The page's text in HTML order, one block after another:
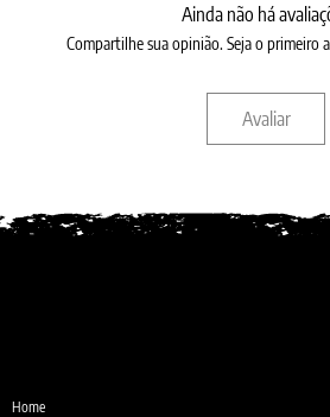
Ainda não há
Compartilhe sua opinião. Seja o primeiro
Avaliar
Home